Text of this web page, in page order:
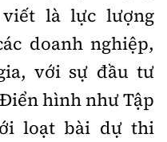
là lực lượng
doanh nghiệp,
với sự đầu tư
hình như Tập
loạt bài dự thi